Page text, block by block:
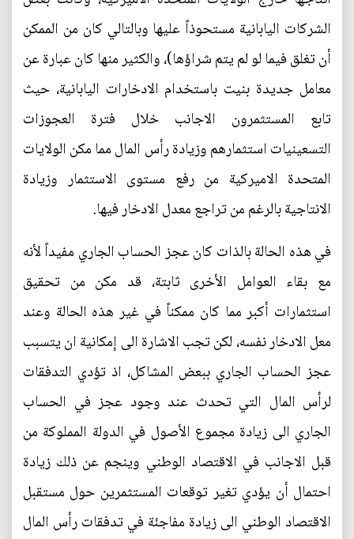
الشركات اليابانية مستحوذاً عليها وبالتالي كان من الممكن
أن تغلق فيما لو لم يتم شراؤها)، والكثير منها كان عبارة عن
معامل جديدة بنيت باستخدام الادخارات اليابانية، حيث
تابع المستثمرون الاجانب خلال فترة العجوزات
التسعينيات استثمارهم وزيادة رأس المال مما مكن الولايات
المتحدة الاميركية من رفع مستوى الاستثمار وزيادة
الانتاجية بالرغم من تراجع معدل الادخار فيها.
في هذه الحالة بالذات كان عجز الحساب الجاري مفيداً لأنه
مع بقاء العوامل الأخرى ثابتة، قد مكن من تحقيق
استثمارات أكبر مما كان ممكناً في غير هذه الحالة وعند
معل الادخار نفسه، لكن تجب الاشارة الى إمكانية ان يتسبب
عجز الحساب الجاري ببعض المشاكل، اذ تؤدي التدفقات
لرأس المال التي تحدث عند وجود عجز في الحساب
الجاري الى زيادة مجموع الأصول في الدولة المملوكة من
قبل الاجانب في الاقتصاد الوطني وينجم عن ذلك زيادة
احتمال أن يؤدي تغير توقعات المستثمرين حول مستقبل
الاقتصاد الوطني الى زيادة مفاجئة في تدفقات رأس المال